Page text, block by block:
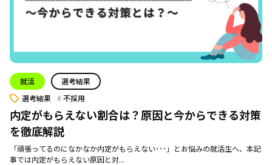
就活
選考結果
選考結果
不採用
内定がもらえない割合は？原因と今からできる対策
を徹底解説
「頑張ってるのになかなか内定がもらえない･･･」とお悩みの就活生へ、本記
事では内定がもらえない原因と対...